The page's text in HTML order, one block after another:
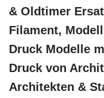
& Oldtimer
Filament,
Druck Modelle
Druck von
Architekten &